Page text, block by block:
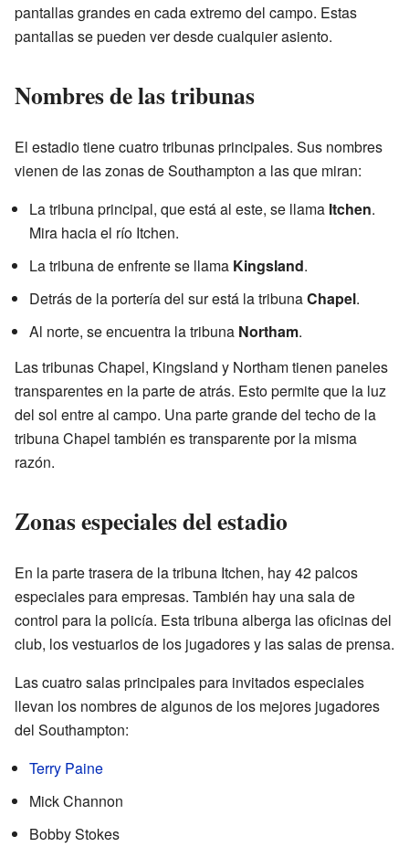
pantallas grandes en cada extremo del campo. Estas
pantallas se pueden ver desde cualquier asiento.
Nombres de las tribunas
El estadio tiene cuatro tribunas principales. Sus nombres
vienen de las zonas de Southampton a las que miran:
La tribuna principal, que está al este, se llama Itchen.
Mira hacia el río Itchen.
La tribuna de enfrente se llama Kingsland.
Detrás de la portería del sur está la tribunaChapel.
Al norte, se encuentra la tribuna Northam.
Las tribunas Chapel, Kingsland y Northam tienen paneles
transparentes en la parte de atrás. Esto permite que la luz
del sol entre al campo. Una parte grande del techo de la
tribuna Chapel también es transparente por la misma
razón.
Zonas especiales del estadio
En la parte trasera de la tribuna Itchen, hay 42 palcos
especiales para empresas. También hay una sala de
control para la policía. Esta tribuna alberga las oficinas del
club, los vestuarios de los jugadores y las salas de prensa.
Las cuatro salas principales para invitados especiales
llevan los nombres de algunos de los mejores jugadores
del Southampton:
Terry Paine
Mick Channon
Bobby Stokes